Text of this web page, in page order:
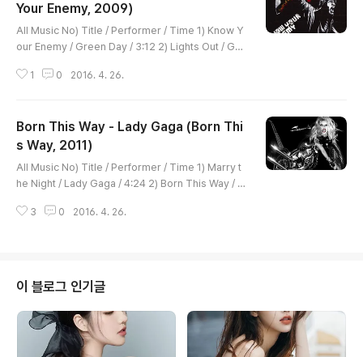
Your Enemy, 2009)
All Music No) Title / Performer / Time 1) Know Y
our Enemy / Green Day / 3:12 2) Lights Out / Gre
9 Do you know the enemy 넌 적을 아는지 Do you k
enemy 넌 적을 아는지 Do you know your enemy 너
의 적을 아는지 Well, gotta know the enemy 뭐, 적은
알아야하지 Violence is an energy 폭력이 적에 맞서 A
gainst the e..
1 0 2016. 4. 26.
Born This Way - Lady Gaga (Born Thi
s Way, 2011)
All Music No) Title / Performer / Time 1) Marry t
he Night / Lady Gaga / 4:24 2) Born This Way / L
Gaga / 4:14 4) Judas / Lady Gaga / 4:09 5) Amer
50 10) Highway Unicorn (Road to Love) / Lady G
aga / 4:15 11) Heavy..
3 0 2016. 4. 26.
이 블로그 인기글